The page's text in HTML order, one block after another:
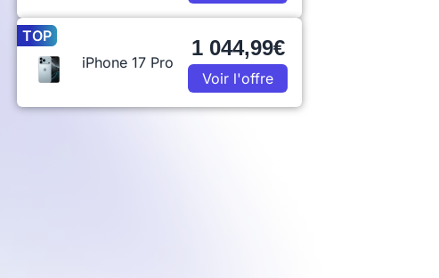
TOP
iPhone 17 Pro
1 044,99€
Voir l'offre